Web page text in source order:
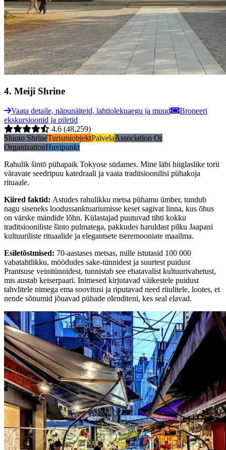
4. Meiji Shrine
Vaata detaile, näpunäiteid, lahtiolekuaegu ja muud
Broneeri
ekskursioonid ja piletid
4.6 (48,259)
Shinto ShrineTurismiobjektPalvelaAssociation Or
OrganizationHuvipunkt
Rahulik šintō pühapaik Tokyose südames. Mine läbi hiiglaslike torii
väravate seedripuu katedraali ja vaata traditsioonilisi pühakoja
rituaale.
Kiired faktid: Astudes rahulikku metsa pühamu ümber, tundub
nagu siseneks loodussanktuariumisse keset sagivat linna, kus õhus
on värske mändide lõhn. Külastajad puutuvad tihti kokku
traditsiooniliste šinto pulmatega, pakkudes haruldast pilku Jaapani
kultuuriliste rituaalide ja elegantsete tseremooniate maailma.
Esiletõstmised: 70-aastases metsas, mille istutasid 100 000
vabatahtlikku, möödudes sake-tünnidest ja suurtest puidust
Prantsuse veinitünnidest, tunnistab see ebatavalist kultuurivahetust,
mis austab keiserpaari. Inimesed kirjutavad väikestele puidust
tahvlitele nimega ema soovitusi ja riputavad need riiulitele, lootes, et
nende sõnumid jõuavad pühade olenditeni, kes seal elavad.